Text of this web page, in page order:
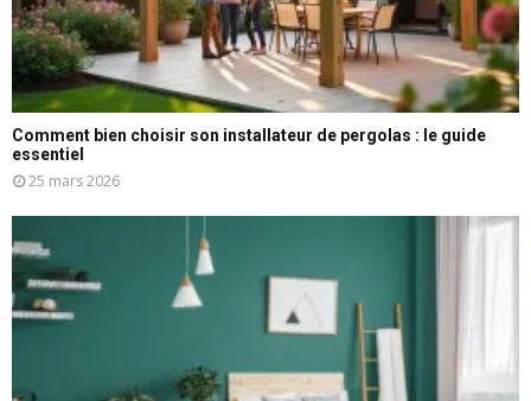
Comment bien choisir son installateur de pergolas : le guide
essentiel
25 mars 2026